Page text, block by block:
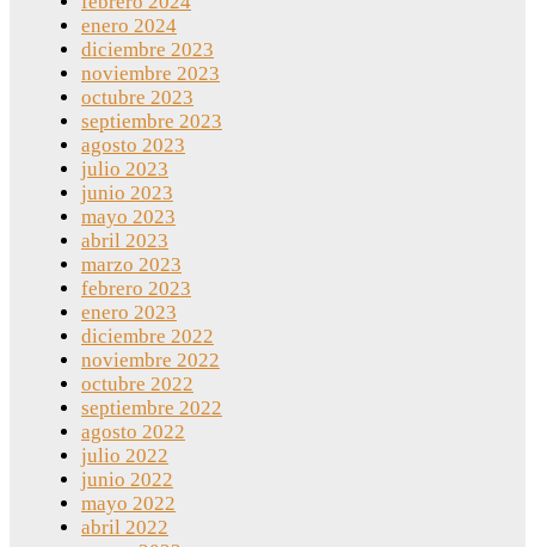
enero 2024
diciembre 2023
noviembre 2023
octubre 2023
septiembre 2023
agosto 2023
julio 2023
junio 2023
mayo 2023
abril 2023
marzo 2023
febrero 2023
enero 2023
diciembre 2022
noviembre 2022
octubre 2022
septiembre 2022
agosto 2022
julio 2022
junio 2022
mayo 2022
abril 2022